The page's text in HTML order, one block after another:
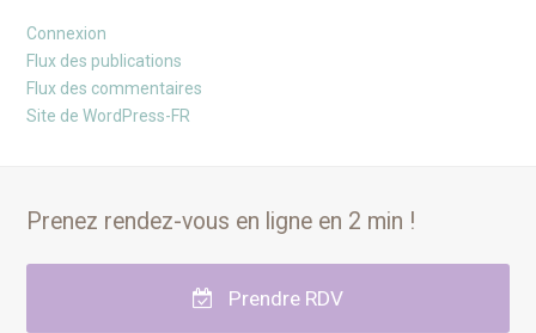
Connexion
Flux des publications
Flux des commentaires
Site de WordPress-FR
Prenez rendez-vous en ligne en 2 min !
Prendre RDV